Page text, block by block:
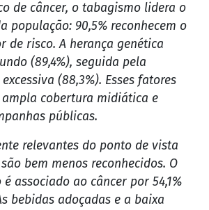
de câncer, o tabagismo lidera o
população: 90,5% reconhecem o
de risco. A herança genética
(89,4%), seguida pela
(88,3%). Esses fatores
cobertura midiática e
públicas.
relevantes do ponto de vista
bem menos reconhecidos. O
é associado ao câncer por 54,1%
bebidas adoçadas e a baixa